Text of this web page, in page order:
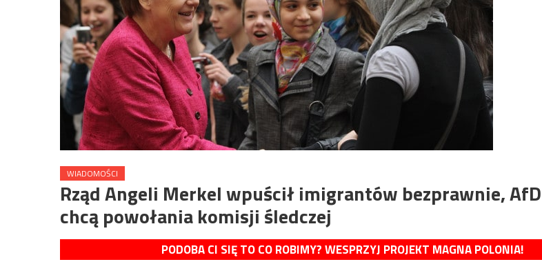
WIADOMOŚCI
Rząd Angeli Merkel wpuścił imigrantów bezprawnie,
chcą powołania komisji śledczej
PODOBA CI SIĘ TO CO ROBIMY? WESPRZYJ PROJEKT MAGNA POLONIA!